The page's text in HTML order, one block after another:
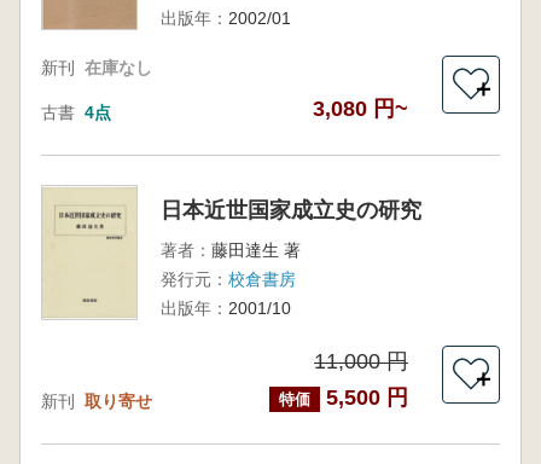
出版年： 2002/01
新刊 在庫なし
古書 4点 3,080 円~
＋
日本近世国家成立史の研究
著者： 藤田達生 著
発行元： 校倉書房
出版年： 2001/10
新刊 取り寄せ
11,000 円
特価 5,500 円
＋